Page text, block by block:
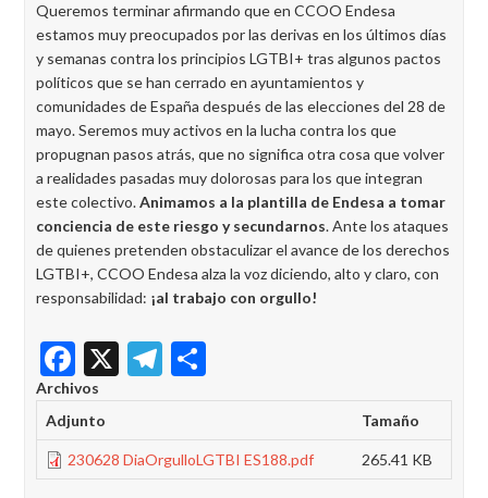
Queremos terminar afirmando que en CCOO Endesa
estamos muy preocupados por las derivas en los últimos días
y semanas contra los principios LGTBI+ tras algunos pactos
políticos que se han cerrado en ayuntamientos y
comunidades de España después de las elecciones del 28 de
mayo. Seremos muy activos en la lucha contra los que
propugnan pasos atrás, que no significa otra cosa que volver
a realidades pasadas muy dolorosas para los que integran
este colectivo.Animamos a la plantilla de Endesa a tomar
conciencia de este riesgo y secundarnos. Ante los ataques
de quienes pretenden obstaculizar el avance de los derechos
LGTBI+, CCOO Endesa alza la voz diciendo, alto y claro, con
responsabilidad: ¡al trabajo con orgullo!
Facebook
X Telegram
Archivos
Adjunto
Tamaño
230628 DiaOrgulloLGTBI ES188.pdf 265.41 KB